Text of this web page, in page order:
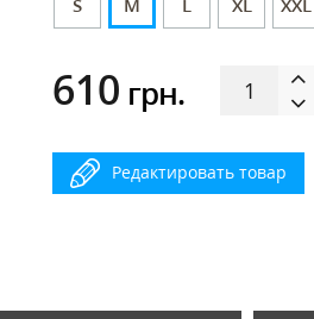
610 грн.
Редактировать товар